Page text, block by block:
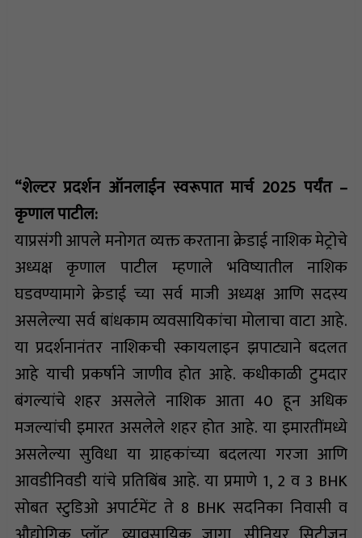
“शेल्टर प्रदर्शन ऑनलाईन स्वरूपात मार्च 2025 पर्यंत –
कृणाल पाटील:
याप्रसंगी आपले मनोगत व्यक्त करताना क्रेडाई नाशिक मेट्रोचे
अध्यक्ष कृणाल पाटील म्हणाले भविष्यातील नाशिक
घडवण्यामागे क्रेडाई च्या सर्व माजी अध्यक्ष आणि सदस्य
असलेल्या सर्व बांधकाम व्यवसायिकांचा मोलाचा वाटा आहे.
या प्रदर्शनानंतर नाशिकची स्कायलाइन झपाट्याने बदलत
आहे याची प्रकर्षाने जाणीव होत आहे. कधीकाळी टुमदार
बंगल्यांचे शहर असलेले नाशिक आता 40 हून अधिक
मजल्यांची इमारत असलेले शहर होत आहे. या इमारतींमध्ये
असलेल्या सुविधा या ग्राहकांच्या बदलत्या गरजा आणि
आवडीनिवडी यांचे प्रतिबिंब आहे. या प्रमाणे 1, 2 व 3 BHK
सोबत स्टुडिओ अपार्टमेंट ते 8 BHK सदनिका निवासी व